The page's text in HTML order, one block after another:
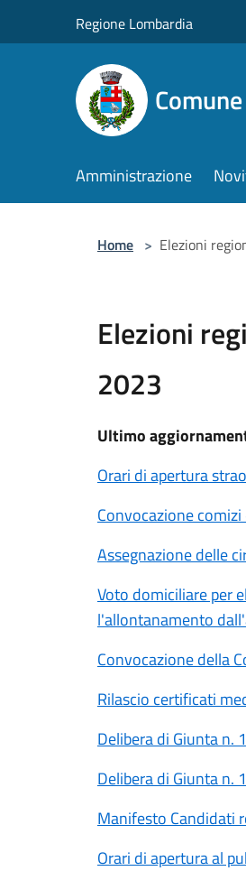
Regione Lombardia
Amministrazione
Home > Elezioni
Elezioni
2023
Ultimo
Orari di apertura
Convocazione
Assegnazione delle
Voto domiciliare per
l'allontanamento
Convocazione della
Rilascio certificati
Delibera di Giunta n.
Delibera di Giunta n.
Manifesto Candidati
Orari di apertura al